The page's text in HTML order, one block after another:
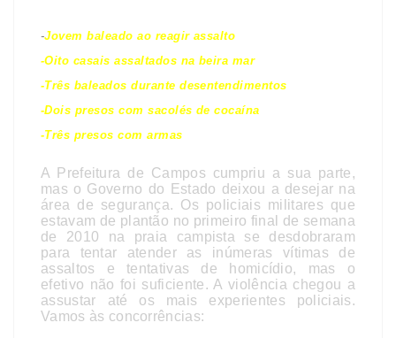
-Jovem baleado ao reagir assalto
-Oito casais assaltados na beira mar
-Três baleados durante desentendimentos
-Dois presos com sacolés de cocaína
-Três presos com armas
A Prefeitura de Campos cumpriu a sua parte,
mas o Governo do Estado deixou a desejar na
área de segurança. Os policiais militares que
estavam de plantão no primeiro final de semana
de 2010 na praia campista se desdobraram
para tentar atender as inúmeras vítimas de
assaltos e tentativas de homicídio, mas o
efetivo não foi suficiente. A violência chegou a
assustar até os mais experientes policiais.
Vamos às concorrências: